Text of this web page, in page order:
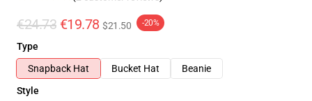
€24.73 €19.78 $21.50 -20%
Type
Snapback Hat
Bucket Hat
Beanie
Style